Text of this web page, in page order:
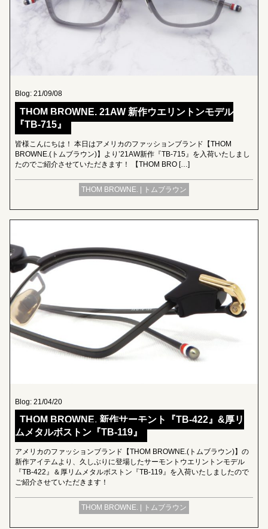
Blog: 21/09/08
THOM BROWNE. 21AW 新作ウエリントンモデル
『TB-715』
皆様こんにちは！ 本日はアメリカのファッションブランド【THOM
BROWNE.(トムブラウン)】より’21AW新作『TB-715』を入荷いたしまし
たのでご紹介させていただきます！ 【THOM BRO […]
THOM BROWNE. | トムブラウン
Blog: 21/04/20
THOM BROWNE. 新作サーモント『TB-422』&厚リ
ムメタルボストン『TB-119』
アメリカのファッションブランド【THOM BROWNE.(トムブラウン)】の
新作アイテムより、久しぶりに登場したサーモントウエリントンモデル
『TB-422』＆厚リムメタルボストン『TB-119』を入荷いたしましたので
ご紹介させていただきます！
THOM BROWNE. | トムブラウン